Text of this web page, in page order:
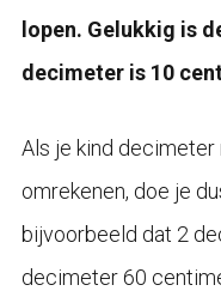
lopen. Gelukkig is
decimeter is 10
Als je kind
omrekenen, doe je
bijvoorbeeld dat 2
decimeter 60